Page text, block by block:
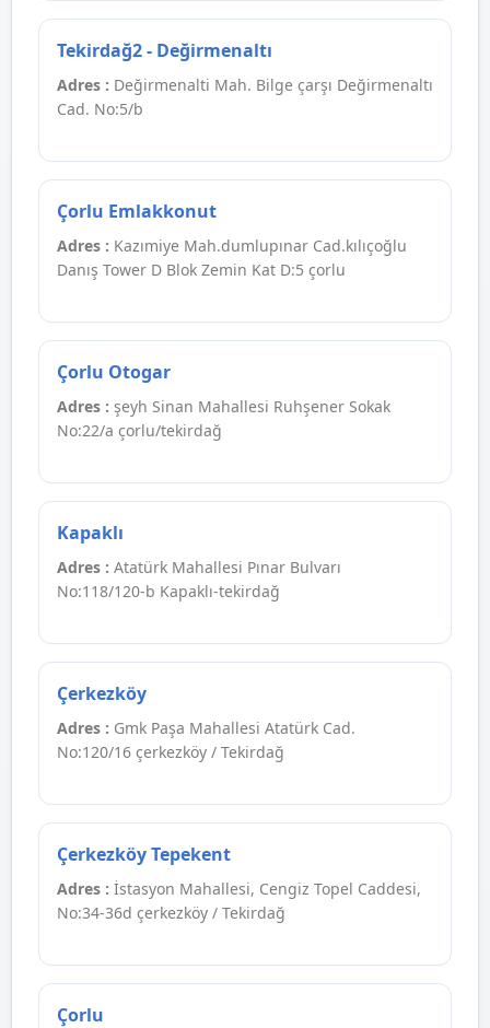
Tekirdağ2 - Değirmenaltı
Adres : Değirmenalti Mah. Bilge çarşı Değirmenaltı
Cad. No:5/b
Çorlu Emlakkonut
Adres : Kazımiye Mah.dumlupınar Cad.kılıçoğlu
Danış Tower D Blok Zemin Kat D:5 çorlu
Çorlu Otogar
Adres : şeyh Sinan Mahallesi Ruhşener Sokak
No:22/a çorlu/tekirdağ
Kapaklı
Adres : Atatürk Mahallesi Pınar Bulvarı
No:118/120-b Kapaklı-tekirdağ
Çerkezköy
Adres : Gmk Paşa Mahallesi Atatürk Cad.
No:120/16 çerkezköy / Tekirdağ
Çerkezköy Tepekent
Adres : İstasyon Mahallesi, Cengiz Topel Caddesi,
No:34-36d çerkezköy / Tekirdağ
Çorlu